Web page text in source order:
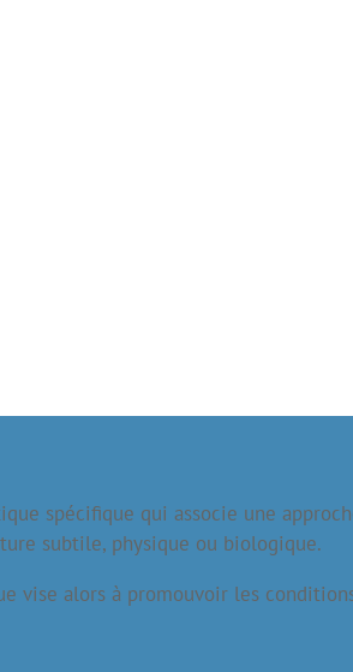
spécifique qui associe une
subtile, physique ou biologique.
vise alors à promouvoir les